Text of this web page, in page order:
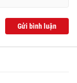
phát hành lại
Gửi bình luận